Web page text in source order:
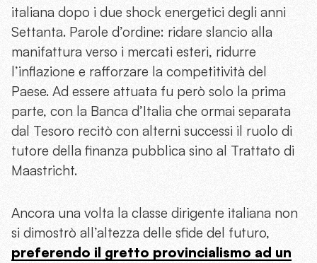
italiana dopo i due shock energetici degli anni
Settanta. Parole d’ordine: ridare slancio alla
manifattura verso i mercati esteri, ridurre
l’inflazione e rafforzare la competitività del
Paese. Ad essere attuata fu però solo la prima
parte, con la Banca d’Italia che ormai separata
dal Tesoro recitò con alterni successi il ruolo di
tutore della finanza pubblica sino al Trattato di
Maastricht.
Ancora una volta la classe dirigente italiana non
si dimostrò all’altezza delle sfide del futuro,
preferendo il gretto provincialismo ad un